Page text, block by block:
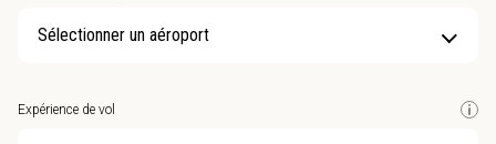
Sélectionner un aéroport
Expérience de vol